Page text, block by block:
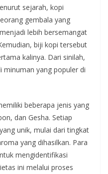
sejarah, kopi
gembala yang
lebih bersemangat
biji kopi tersebut
kalinya. Dari sinilah,
minuman yang populer di
beberapa jenis yang
dan Gesha. Setiap
unik, mulai dari tingkat
yang dihasilkan. Para
mengidentifikasi
ini melalui proses